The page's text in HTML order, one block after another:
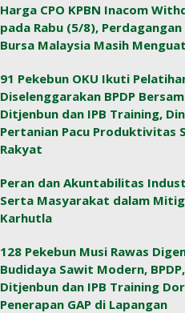
Harga CPO KPBN Inacom
pada Rabu (5/8), Perdagangan
Bursa Malaysia Masih Menguat
91 Pekebun OKU Ikuti
Diselenggarakan BPDP
Ditjenbun dan IPB Training,
Pertanian Pacu Produktivitas
Rakyat
Peran dan Akuntabilitas
Serta Masyarakat dalam
Karhutla
128 Pekebun Musi Rawas
Budidaya Sawit Modern, BPDP,
Ditjenbun dan IPB Training
Penerapan GAP di Lapangan